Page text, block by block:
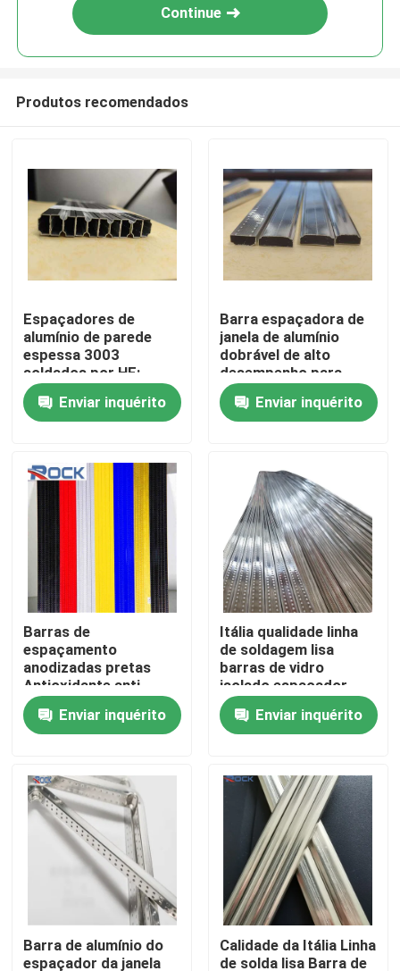
Produtos
Vídeos
Sobre nós
Excursão da fábrica
Controle da qualidade
Contacte-nos
Peça umas citações
Barra de alumínio do espaçador
Barra Espaçadora Warm Edge
Continue
Produtos recomendados
Espaçadores de
alumínio de parede
espessa 3003
soldados por HF:
máxima rigidez
estrutural e fiabilidade
sem nevoeiro para IGU
Enviar inquérito
Barra espaçadora de
janela de alumínio
dobrável de alto
desempenho para
unidades de vidro
isolanteEnviar inquérito
Barras de
espaçamento
anodizadas pretas
Antioxidante anti-
corrosivo 15-20 anos
Barras de
espaçamento de
unidades de vidros
duplos
Enviar inquérito
Itália qualidade linha
de soldagem lisa
barras de vidro
isolado espaçador
Enviar inquérito
Barra de alumínio do
espaçador da janela
Calidade da Itália Linha
de solda lisa Barra de